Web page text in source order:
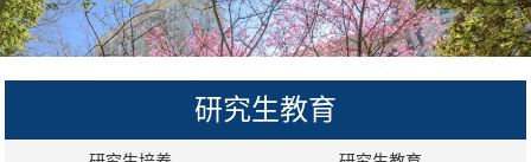
研究生教育